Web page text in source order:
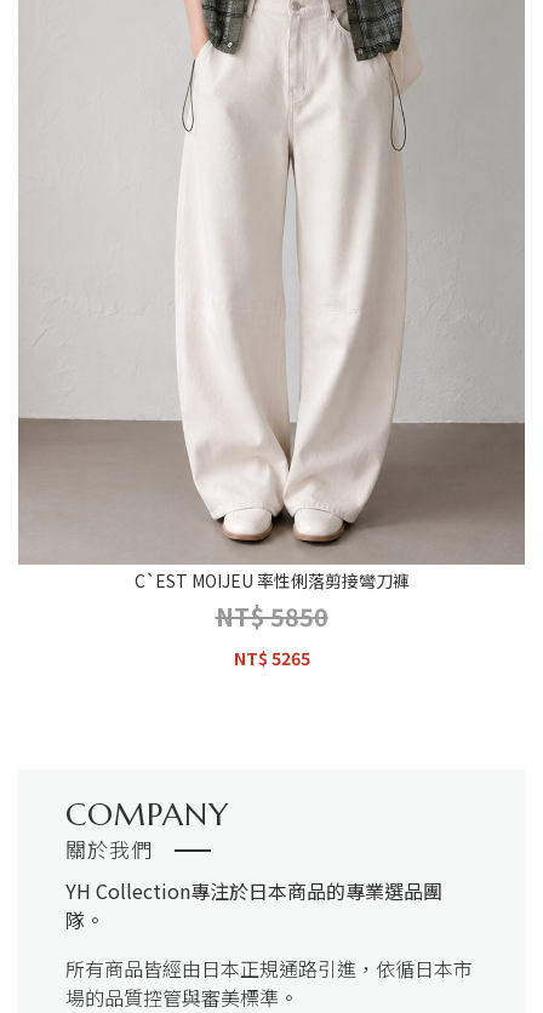
C`EST MOIJEU 率性俐落剪接彎刀褲
NT$ 5850
NT$ 5265
COMPANY
關於我們
YH Collection專注於日本商品的專業選品團
隊。
所有商品皆經由日本正規通路引進，依循日本市
場的品質控管與審美標準。